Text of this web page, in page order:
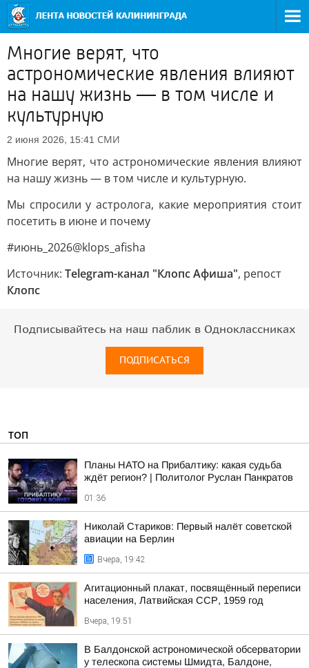
Многие верят, что
астрономические явления влияют
на нашу жизнь — в том числе и
культурную
2 июня 2026, 15:41 СМИ
Многие верят, что астрономические явления влияют
на нашу жизнь — в том числе и культурную.
Мы спросили у астролога, какие мероприятия стоит
посетить в июне и почему
#июнь_2026@klops_afisha
Источник: Telegram-канал "Клопс Афиша", репост
Клопс
Подписывайтесь на наш паблик в Одноклассниках
ПОДПИСАТЬСЯ
ТОП
Планы НАТО на Прибалтику: какая судьба
ждёт регион? | Политолог Руслан Панкратов
01:36
Николай Стариков: Первый налёт советской
авиации на Берлин
Вчера, 19:42
Агитационный плакат, посвящённый переписи
населения, Латвийская ССР, 1959 год
Вчера, 19:51
В Балдонской астрономической обсерватории
у телескопа системы Шмидта, Балдоне,